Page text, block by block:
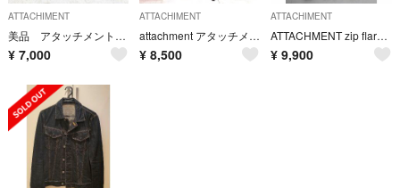
ATTACHIMENT
美品 アタッチメント 羊革 立ち襟 ダブルライダース レザージャケット 1 黒
¥ 7,000
ATTACHIMENT
attachment アタッチメント M65 ブルゾン ミリタリージャケット
¥ 8,500
ATTACHIMENT
ATTACHMENT zip flare pants
¥ 9,900